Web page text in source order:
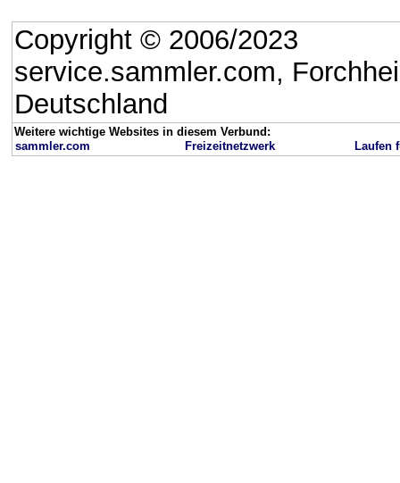
Copyright © 2006/2023
service.sammler.com,
Deutschland
Weitere wichtige Websites in diesem Verbund:
sammler.com
Freizeitnetzwerk Laufen